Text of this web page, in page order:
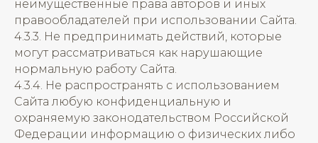
неимущественные права авторов и иных
правообладателей при использовании Сайта.
4.3.3. Не предпринимать действий, которые
могут рассматриваться как нарушающие
нормальную работу Сайта.
4.3.4. Не распространять с использованием
Сайта любую конфиденциальную и
охраняемую законодательством Российской
Федерации информацию о физических либо